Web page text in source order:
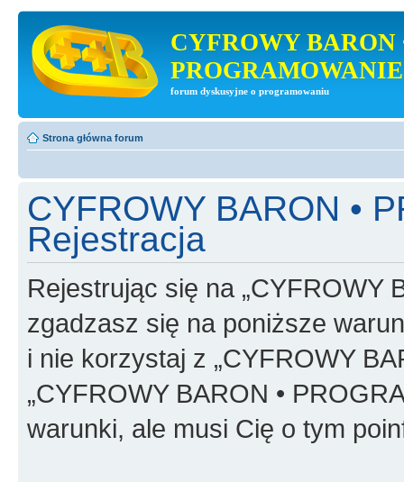
CYFROWY BARON
PROGRAMOWANIE
forum dyskusyjne o programowaniu
Strona główna forum
CYFROWY BARON •
Rejestracja
Rejestrując się na „CYFROWY
zgadzasz się na poniższe
i nie korzystaj z „CYFROWY
„CYFROWY BARON •
warunki, ale musi Cię o tym